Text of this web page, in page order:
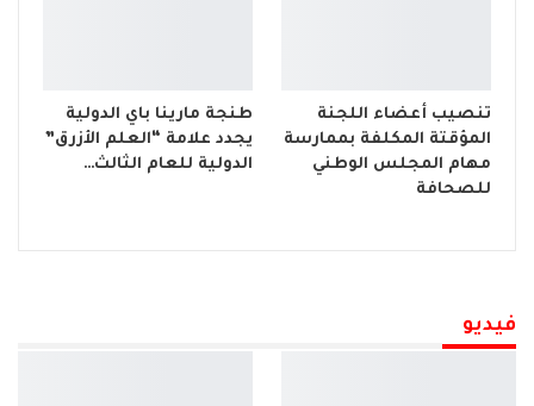
تنصيب أعضاء اللجنة
المؤقتة المكلفة بممارسة
مهام المجلس الوطني
للصحافة
طنجة مارينا باي الدولية
يجدد علامة “العلم الأزرق”
الدولية للعام الثالث…
فيديو